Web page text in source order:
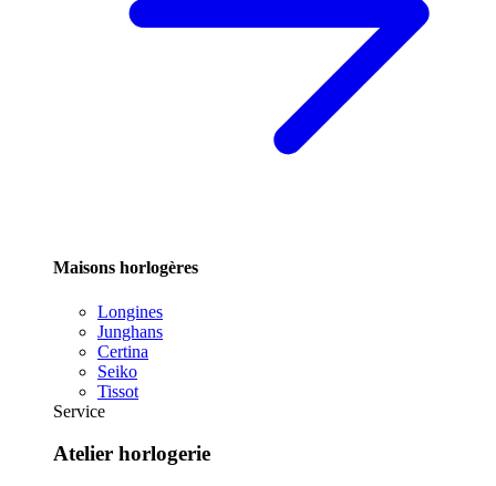
Maisons horlogères
Longines
Junghans
Certina
Seiko
Tissot
Service
Atelier horlogerie